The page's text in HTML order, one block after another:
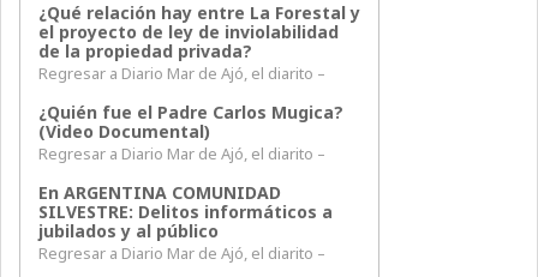
¿Qué relación hay entre La Forestal y
el proyecto de ley de inviolabilidad
de la propiedad privada?
Regresar a Diario Mar de Ajó, el diarito –
¿Quién fue el Padre Carlos Mugica?
(Video Documental)
Regresar a Diario Mar de Ajó, el diarito –
En ARGENTINA COMUNIDAD
SILVESTRE: Delitos informáticos a
jubilados y al público
Regresar a Diario Mar de Ajó, el diarito –